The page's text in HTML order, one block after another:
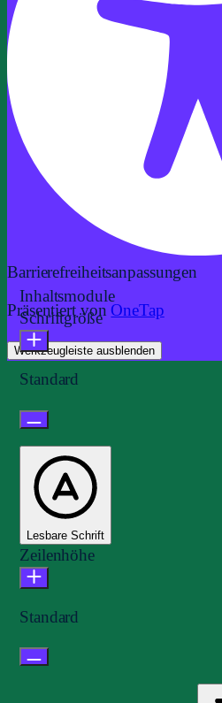
Barrierefreiheitsanpassungen
Präsentiert von OneTap
Werkzeugleiste ausblenden
Inhaltsmodule
Schriftgröße
Standard
Lesbare Schrift
Zeilenhöhe
Standard